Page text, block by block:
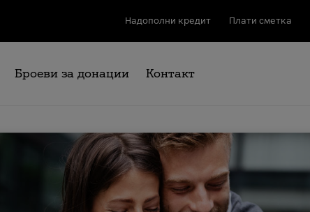
Надополни кредит Плати сметка
Броеви за донации Контакт